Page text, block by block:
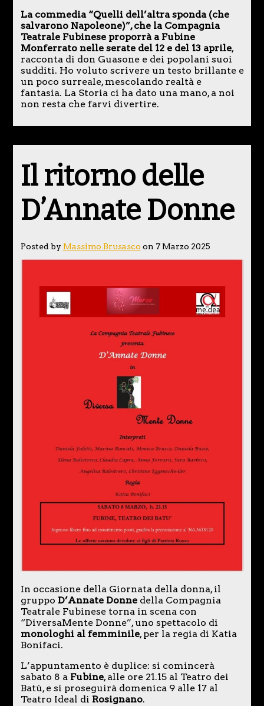
La commedia “Quelli dell’altra sponda (che
salvarono Napoleone)”, che la Compagnia
Teatrale Fubinese proporrà a Fubine
Monferrato nelle serate del 12 e del 13 aprile,
racconta di don Guasone e dei popolani suoi
sudditi. Ho voluto scrivere un testo brillante e
un poco surreale, mescolando realtà e
fantasia. La Storia ci ha dato una mano, a noi
non resta che farvi divertire.
Il ritorno delle
D’Annate Donne
Posted by Massimo Brusasco on 7 Marzo 2025
In occasione della Giornata della donna, il
gruppo D’Annate Donnedella Compagnia
Teatrale Fubinese torna in scena con
“DiversaMente Donne”, uno spettacolo di
monologhi al femminile, per la regia di Katia
Bonifaci.
L’appuntamento è duplice: si comincerà
sabato 8 aFubine, alle ore 21.15 al Teatro dei
Batù, e si proseguirà domenica 9 alle 17 al
Teatro Ideal di Rosignano.